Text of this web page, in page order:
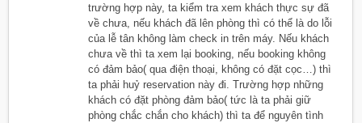
trường hợp này, ta kiểm tra xem khách thực sự đã
về chưa, nếu khách đã lên phòng thì có thể là do lỗi
của lễ tân không làm check in trên máy. Nếu khách
chưa về thì ta xem lại booking, nếu booking không
có đảm bảo( qua điện thoại, không có đặt cọc…) thì
ta phải huỷ reservation này đi. Trường hợp những
khách có đặt phòng đảm bảo( tức là ta phải giữ
phòng chắc chắn cho khách) thì ta để nguyên tình